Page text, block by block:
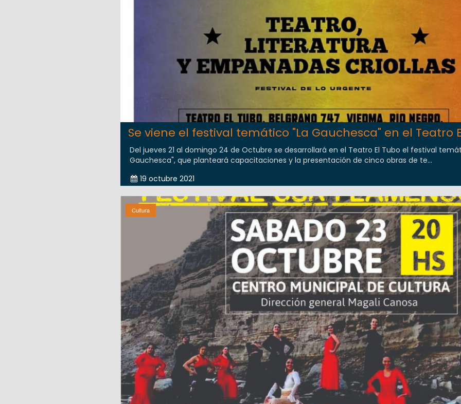
Se viene el festival temático "La Gauchesca" en el Teatro
Del jueves 21 al domingo 24 de Octubre se desarrollará en el Teatro El Tubo el festival
Gauchesca", que planteará capacitaciones y la presentación de cinco obras de te...
19 octubre 2021
Cultura